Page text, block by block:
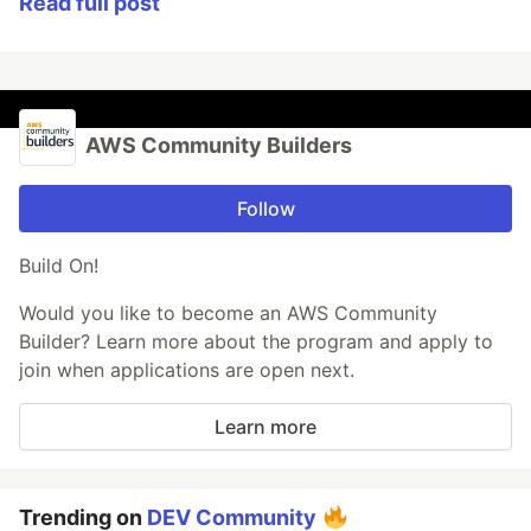
AWS Community Builders
Follow
Build On!
Would you like to become an AWS Community
Builder? Learn more about the program and apply to
join when applications are open next.
Learn more
Trending on DEV Community